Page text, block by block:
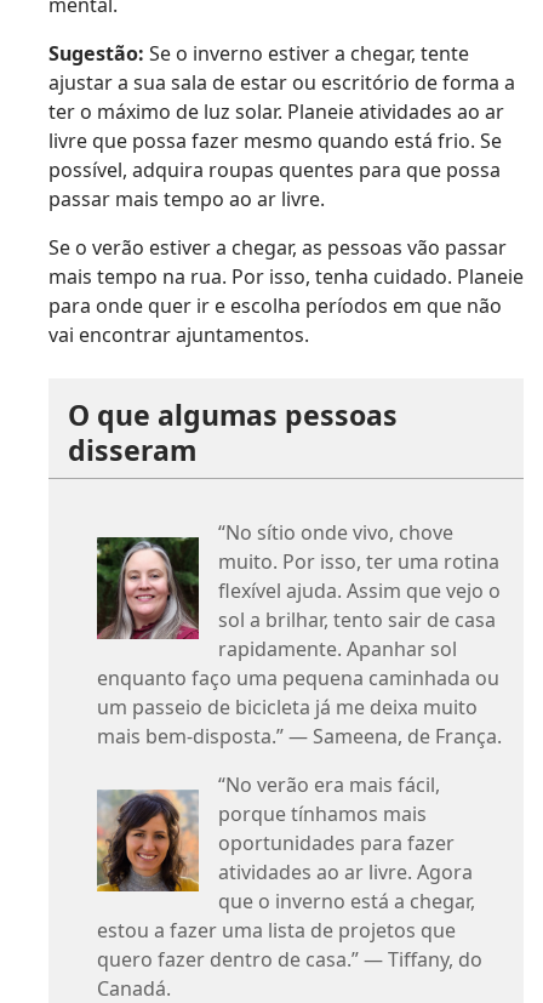
Sugestão: Se o inverno estiver a chegar, tente
ajustar a sua sala de estar ou escritório de forma a
ter o máximo de luz solar. Planeie atividades ao ar
livre que possa fazer mesmo quando está frio. Se
possível, adquira roupas quentes para que possa
passar mais tempo ao ar livre.
Se o verão estiver a chegar, as pessoas vão passar
mais tempo na rua. Por isso, tenha cuidado. Planeie
para onde quer ir e escolha períodos em que não
vai encontrar ajuntamentos.
O que algumas pessoas
disseram
“No sítio onde vivo, chove
muito. Por isso, ter uma rotina
flexível ajuda. Assim que vejo o
sol a brilhar, tento sair de casa
rapidamente. Apanhar sol
enquanto faço uma pequena caminhada ou
um passeio de bicicleta já me deixa muito
mais bem-disposta.” — Sameena, de França.
“No verão era mais fácil,
porque tínhamos mais
oportunidades para fazer
atividades ao ar livre. Agora
que o inverno está a chegar,
estou a fazer uma lista de projetos que
quero fazer dentro de casa.” — Tiffany, do
Canadá.